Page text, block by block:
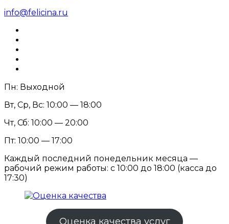
info@felicina.ru
Пн: Выходной
Вт, Ср, Вс: 10:00 — 18:00
Чт, Сб: 10:00 — 20:00
Пт: 10:00 — 17:00
Каждый последний понедельник месяца —
рабочий режим работы: с 10:00 до 18:00 (касса до
17:30)
Оценка качества услуг